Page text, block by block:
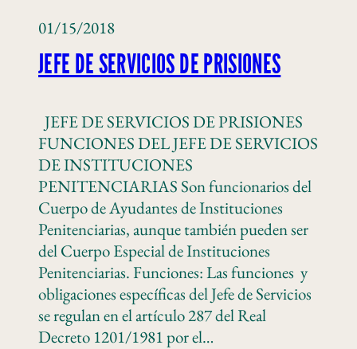
01/15/2018
JEFE DE SERVICIOS DE PRISIONES
JEFE DE SERVICIOS DE PRISIONES
FUNCIONES DEL JEFE DE SERVICIOS
DE INSTITUCIONES
PENITENCIARIAS Son funcionarios del
Cuerpo de Ayudantes de Instituciones
Penitenciarias, aunque también pueden ser
del Cuerpo Especial de Instituciones
Penitenciarias. Funciones: Las funciones y
obligaciones específicas del Jefe de Servicios
se regulan en el artículo 287 del Real
Decreto 1201/1981 por el…